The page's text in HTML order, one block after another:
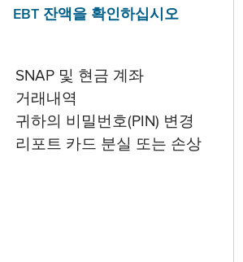
EBT 잔액을 확인하십시오
SNAP 및 현금 계좌
거래내역
귀하의 비밀번호(PIN) 변경
리포트 카드 분실 또는 손상